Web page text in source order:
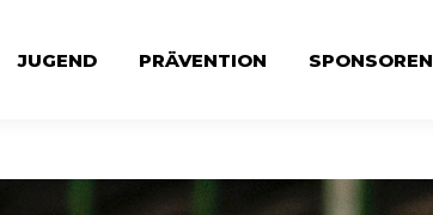
JUGEND PRÄVENTION SPONSOREN